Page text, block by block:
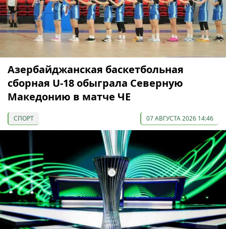
Азербайджанская баскетбольная
сборная U-18 обыграла Северную
Македонию в матче ЧЕ
СПОРТ 07 АВГУСТА 2026 14:46